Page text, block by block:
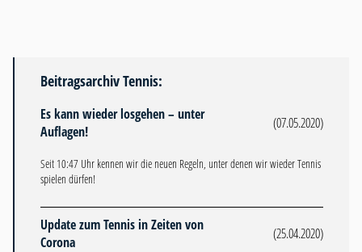
Beitragsarchiv Tennis:
Es kann wieder losgehen – unter
Auflagen!
(07.05.2020)
Seit 10:47 Uhr kennen wir die neuen Regeln, unter denen wir wieder Tennis
spielen dürfen!
Update zum Tennis in Zeiten von
Corona
(25.04.2020)